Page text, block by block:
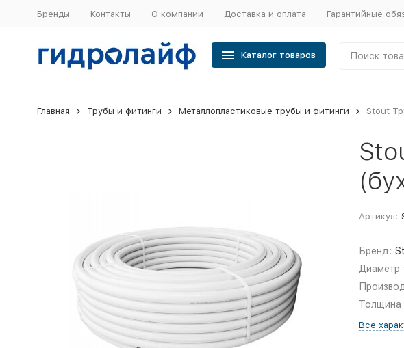
Бренды Контакты О компании Доставка и оплата Гарантийные
Каталог товаров
Главная Трубы и фитинги Металлопластиковые трубы и фитинги Stout
Артикул:
Бренд:
Диаметр
Толщина
Все